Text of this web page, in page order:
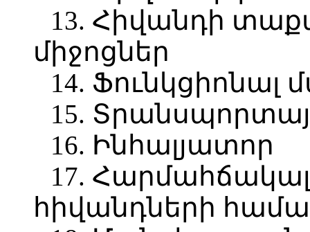
13. Հիվանդի
միջոցներ
14. Ֆունկցիոնալ
15.
16. Ինհալյատոր
17.
հիվանդների